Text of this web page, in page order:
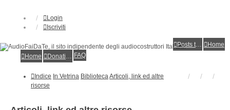
Login
Iscriviti
Posts toplist
Home
Home
Donations FAQ
Indice In Vetrina BibliotecaArticoli, link ed altre
risorse